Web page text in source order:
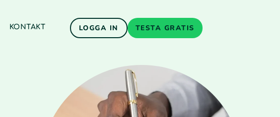
KONTAKT LOGGA IN TESTA GRATIS